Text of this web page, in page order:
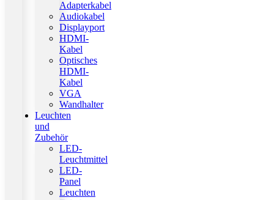
Adapterkabel
Audiokabel
Displayport
HDMI-
Kabel
Optisches
HDMI-
Kabel
VGA
Wandhalter
Leuchten
und
Zubehör
LED-
Leuchtmittel
LED-
Panel
Leuchten